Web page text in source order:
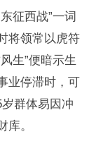
征西战”一词
将领常以虎符
生”便暗示生
业停滞时，可
群体易因冲
库。